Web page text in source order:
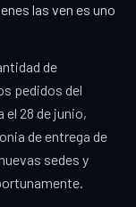
las ven es uno
de
pedidos del
28 de junio,
de entrega de
sedes y